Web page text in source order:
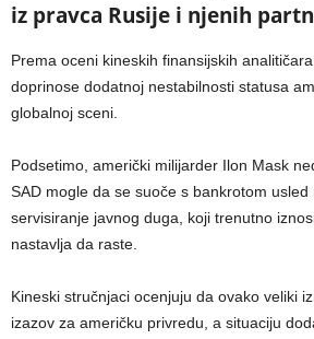
iz pravca Rusije i njenih
Prema oceni kineskih finansijskih
doprinose dodatnoj nestabilnosti statusa
globalnoj sceni.
Podsetimo, američki milijarder Ilon Mask
SAD mogle da se suoče s bankrotom
servisiranje javnog duga, koji trenutno
nastavlja da raste.
Kineski stručnjaci ocenjuju da ovako veliki
izazov za američku privredu, a situaciju